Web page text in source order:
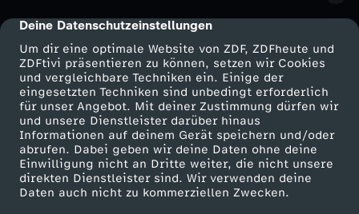
cmp-dialog-description
Deine Datenschutzeinstellungen
Um dir eine optimale Website von ZDF, ZDFheute und
ZDFtivi präsentieren zu können, setzen wir Cookies
und vergleichbare Techniken ein. Einige der
eingesetzten Techniken sind unbedingt erforderlich
für unser Angebot. Mit deiner Zustimmung dürfen wir
und unsere Dienstleister darüber hinaus
Informationen auf deinem Gerät speichern und/oder
abrufen. Dabei geben wir deine Daten ohne deine
Einwilligung nicht an Dritte weiter, die nicht unsere
direkten Dienstleister sind. Wir verwenden deine
Daten auch nicht zu kommerziellen Zwecken.
Mehr ZDF
ZDF-Apps
Smart TV
ZDFtext
Service
ZDFmitreden
Kontakt zum ZDF
Tickets